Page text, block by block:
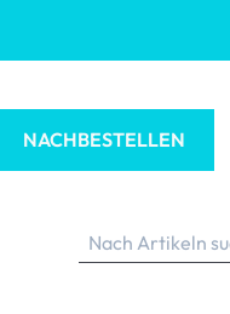
NACHBESTELLEN